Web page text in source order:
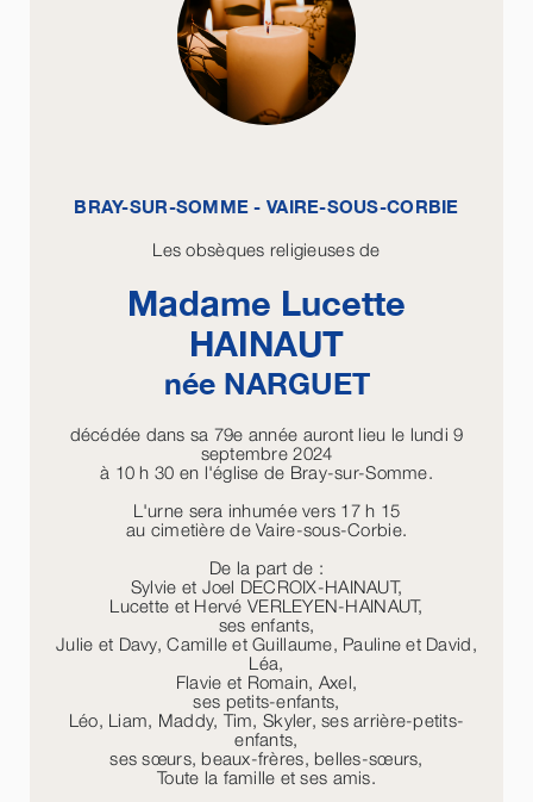
BRAY-SUR-SOMME - VAIRE-SOUS-CORBIE
Les obsèques religieuses de
Madame Lucette
HAINAUT
née NARGUET
décédée dans sa 79e année auront lieu le lundi 9
septembre 2024
à 10 h 30 en l'église de Bray-sur-Somme.
L'urne sera inhumée vers 17 h 15
au cimetière de Vaire-sous-Corbie.
De la part de :
Sylvie et Joel DECROIX-HAINAUT,
Lucette et Hervé VERLEYEN-HAINAUT,
ses enfants,
Julie et Davy, Camille et Guillaume, Pauline et David,
Léa,
Flavie et Romain, Axel,
ses petits-enfants,
Léo, Liam, Maddy, Tim, Skyler, ses arrière-petits-
enfants,
ses sœurs, beaux-frères, belles-sœurs,
Toute la famille et ses amis.